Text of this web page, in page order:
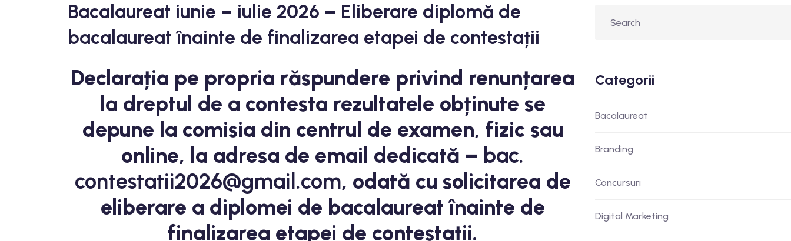
Bacalaureat iunie – iulie 2026 – Eliberare diplomă de
bacalaureat înainte de finalizarea etapei de contestații
Declarația pe propria răspundere privind renunțarea
la dreptul de a contesta rezultatele obținute se
depune la comisia din centrul de examen, fizic sau
online, la adresa de email dedicată – bac.
contestatii2026@gmail.com, odată cu solicitarea de
eliberare a diplomei de bacalaureat înainte de
finalizarea etapei de contestații.
Categorii
Bacalaureat
Branding
Concursuri
Digital Marketing